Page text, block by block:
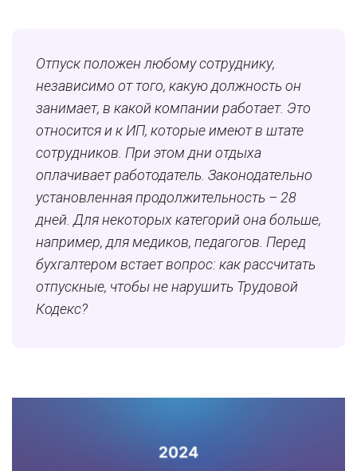
Отпуск положен любому сотруднику,
независимо от того, какую должность он
занимает, в какой компании работает. Это
относится и к ИП, которые имеют в штате
сотрудников. При этом дни отдыха
оплачивает работодатель. Законодательно
установленная продолжительность – 28
дней. Для некоторых категорий она больше,
например, для медиков, педагогов. Перед
бухгалтером встает вопрос: как рассчитать
отпускные, чтобы не нарушить Трудовой
Кодекс?